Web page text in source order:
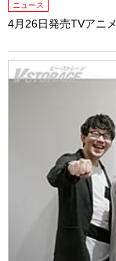
ニュース
4月26日発売TVアニ